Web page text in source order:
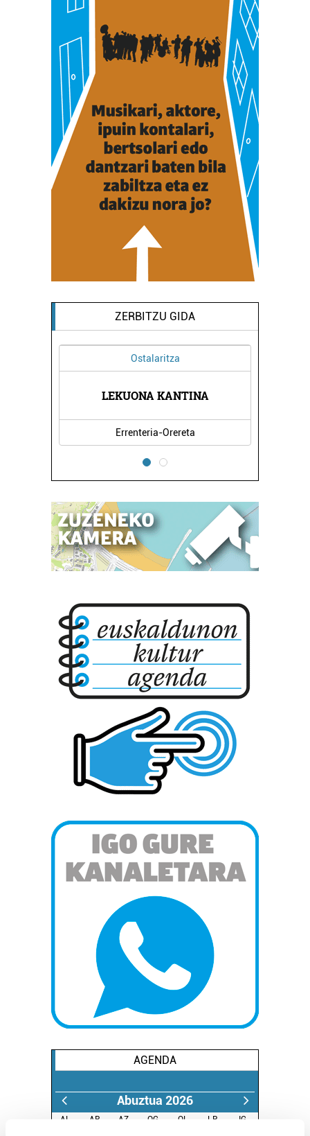
ZERBITZU GIDA
Ostalaritza
LEKUONA KANTINA
Errenteria-Orereta
AGENDA
Abuztua 2026
AL. AR. AZ. OG. OL. LR.
IG.